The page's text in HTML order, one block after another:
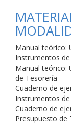
Manual teórico:
Instrumentos
Manual teórico:
de Tesorería
Cuaderno de
Instrumentos
Cuaderno de
Presupuesto de